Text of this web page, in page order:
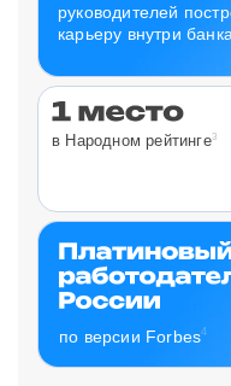
руководителей
карьеру внутри банка
в Народном рейтинге3
по версии Forbes4